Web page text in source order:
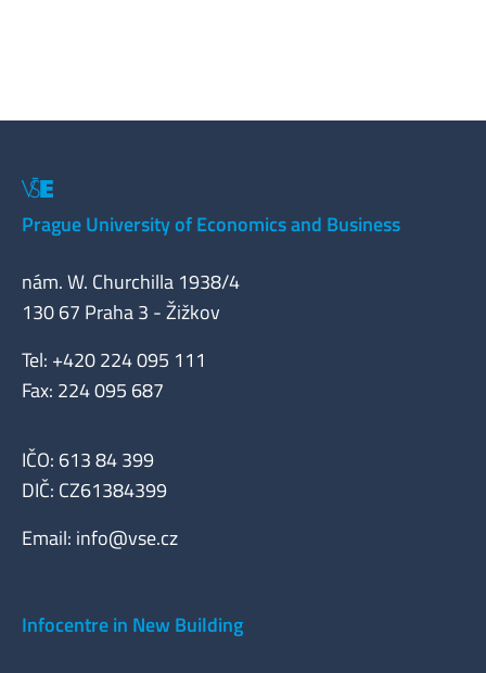
Prague University of Economics and Business
nám. W. Churchilla 1938/4
130 67 Praha 3 - Žižkov
Tel: +420 224 095 111
Fax: 224 095 687
IČO: 613 84 399
DIČ: CZ61384399
Email: info@vse.cz
Infocentre in New Building